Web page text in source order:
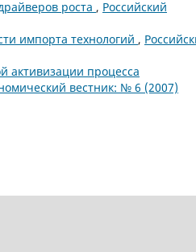
роста , Российский
импорта технологий ,
активизации процесса
вестник: № 6 (2007)